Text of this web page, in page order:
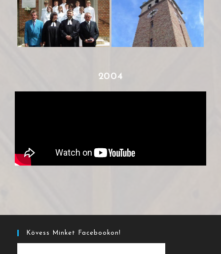
2004
Kövess Minket Facebookon!